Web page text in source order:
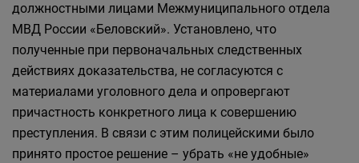
должностными лицами Межмуниципального отдела
МВД России «Беловский». Установлено, что
полученные при первоначальных следственных
действиях доказательства, не согласуются с
материалами уголовного дела и опровергают
причастность конкретного лица к совершению
преступления. В связи с этим полицейскими было
принято простое решение – убрать «не удобные»